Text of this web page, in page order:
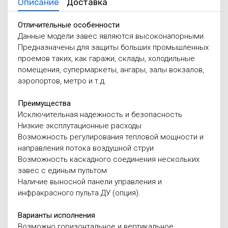
Описание Доставка
Отличительные особенности
Данные модели завес являются высоконапорными.
Предназначены для защиты больших промышленных
проемов таких, как гаражи, склады, холодильные
помещения, супермаркеты, ангары, залы вокзалов,
аэропортов, метро и т.д.
Преимущества
Исключительная надежность и безопасность
Низкие эксплутационные расходы
Возможность регулирования тепловой мощности и
направления потока воздушной струи
Возможность каскадного соединения нескольких
завес с единым пультом
Наличие выносной панели управления и
инфракрасного пульта ДУ (опция).
Варианты исполнения